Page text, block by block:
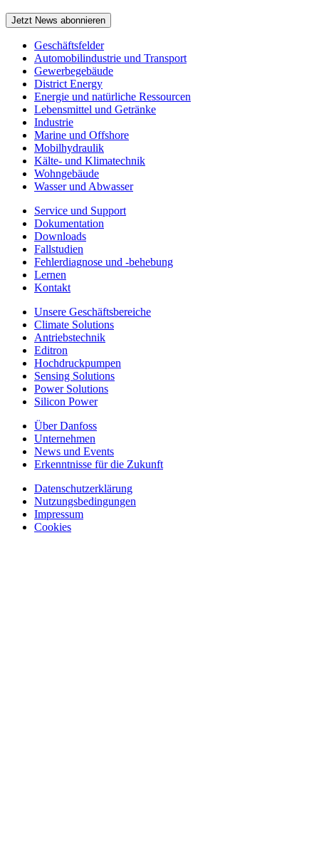
Jetzt News abonnieren
Geschäftsfelder
Automobilindustrie und Transport
Gewerbegebäude
District Energy
Energie und natürliche Ressourcen
Lebensmittel und Getränke
Industrie
Marine und Offshore
Mobilhydraulik
Kälte- und Klimatechnik
Wohngebäude
Wasser und Abwasser
Service und Support
Dokumentation
Downloads
Fallstudien
Fehlerdiagnose und -behebung
Lernen
Kontakt
Unsere Geschäftsbereiche
Climate Solutions
Antriebstechnik
Editron
Hochdruckpumpen
Sensing Solutions
Power Solutions
Silicon Power
Über Danfoss
Unternehmen
News und Events
Erkenntnisse für die Zukunft
Datenschutzerklärung
Nutzungsbedingungen
Impressum
Cookies